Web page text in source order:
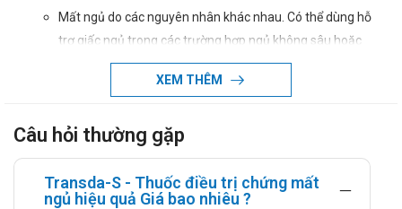
Mất ngủ do các nguyên nhân khác nhau. Có thể dùng hỗ
trợ giấc ngủ trong các trường hợp ngủ không sâu hoặc
ngủ không đủ giấc.
trơn, cơ vân, đau dây thần kinh, đau do co thắt đường tiêu
hoá, tử cung, đau cơ xương khớp, đau tim, hen, sốt cao do
co giật.
XEM THÊM
Câu hỏi thường gặp
Transda-S - Thuốc điều trị chứng mất
ngủ hiệu quả Giá bao nhiêu ?